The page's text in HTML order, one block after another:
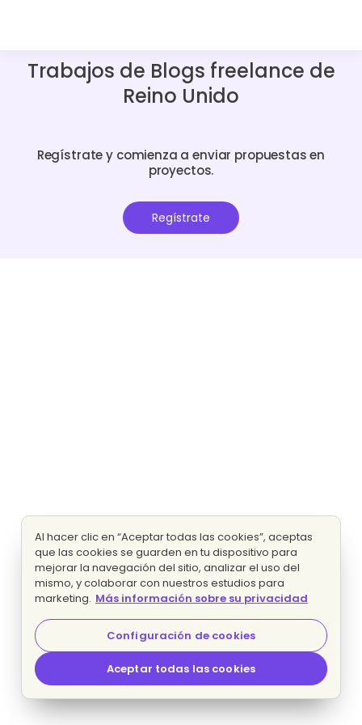
Trabajos de Blogs freelance de
Reino Unido
Regístrate y comienza a enviar propuestas en
proyectos.
Regístrate
Al hacer clic en “Aceptar todas las cookies”, aceptas
que las cookies se guarden en tu dispositivo para
mejorar la navegación del sitio, analizar el uso del
mismo, y colaborar con nuestros estudios para
marketing. Más información sobre su privacidad
Configuración de cookies
Aceptar todas las cookies